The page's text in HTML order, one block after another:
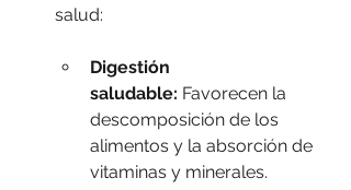
salud:
Digestión
saludable: Favorecen la
descomposición de los
alimentos y la absorción de
vitaminas y minerales.